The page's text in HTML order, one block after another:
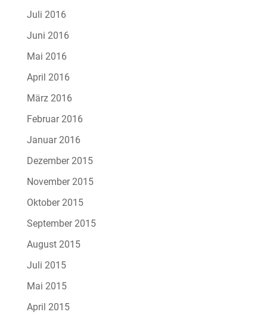
Juli 2016
Juni 2016
Mai 2016
April 2016
März 2016
Februar 2016
Januar 2016
Dezember 2015
November 2015
Oktober 2015
September 2015
August 2015
Juli 2015
Mai 2015
April 2015